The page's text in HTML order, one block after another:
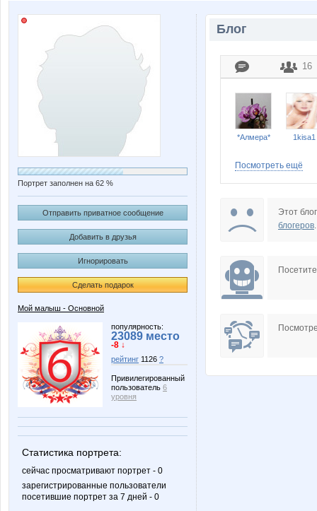
Портрет заполнен на 62 %
Отправить приватное сообщение
Добавить в друзья
Игнорировать
Сделать подарок
Мой малыш - Основной
популярность:
23089 место
-8 ↓
рейтинг 1126 ?
Привилегированный
пользователь 6
уровня
Статистика портрета:
сейчас просматривают портрет - 0
зарегистрированные пользователи
посетившие портрет за 7 дней - 0
Блог
16
*Алмера* 1kisa1
Kathrin
Mora Nata1
Посмотреть ещё
Этот
блогеров.